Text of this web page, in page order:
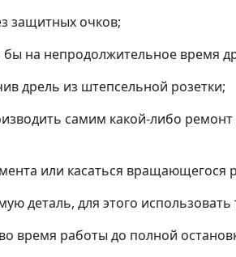
защитных очков;
бы на непродолжительное время
дрель из штепсельной розетки;
самим какой-либо
или касаться вращающегося
деталь, для этого
время работы до полной